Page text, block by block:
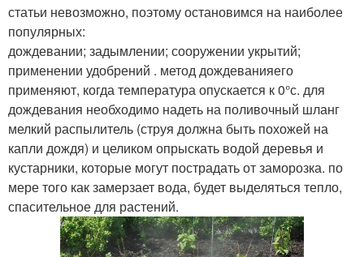
статьи невозможно, поэтому остановимся на наиболее
популярных:
дождевании; задымлении; сооружении укрытий;
применении удобрений . метод дождеванияего
применяют, когда температура опускается к 0°с. для
дождевания необходимо надеть на поливочный шланг
мелкий распылитель (струя должна быть похожей на
капли дождя) и целиком опрыскать водой деревья и
кустарники, которые могут пострадать от заморозка. по
мере того как замерзает вода, будет выделяться тепло,
спасительное для растений.